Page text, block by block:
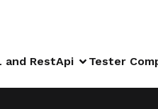
and RestApi Tester